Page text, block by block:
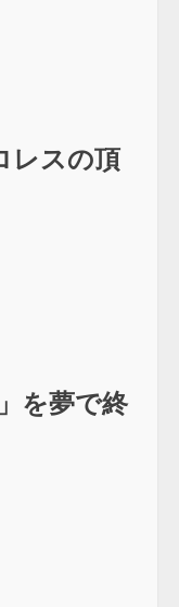
レスの頂
を夢で終